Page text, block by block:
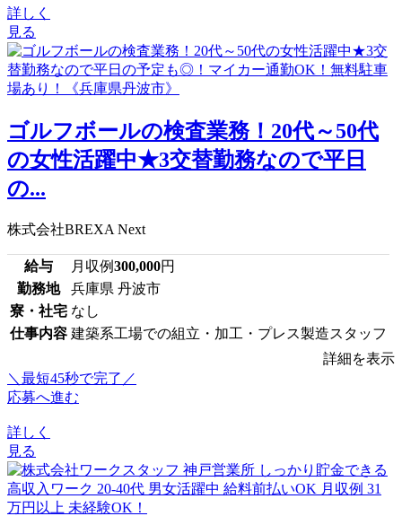
詳しく
見る
ゴルフボールの検査業務！20代～50代
の女性活躍中★3交替勤務なので平日
の...
株式会社BREXA Next
給与 月収例300,000円
勤務地
兵庫県 丹波市
寮・社宅 なし
仕事内容 建築系工場での組立・加工・プレス製造スタッフ
詳細を表示
＼最短45秒で完了／
応募へ進む
詳しく
見る